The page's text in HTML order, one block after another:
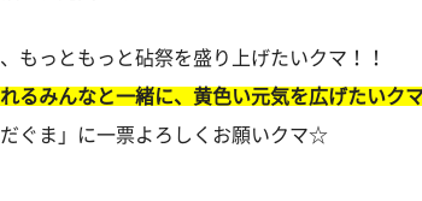
もっともっと砧祭を盛り上げたいクマ！！
るみんなと一緒に、黄色い元気を広げたいクマ
ぐま」に一票よろしくお願いクマ☆